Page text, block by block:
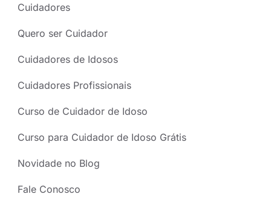
Cuidadores
Quero ser Cuidador
Cuidadores de Idosos
Cuidadores Profissionais
Curso de Cuidador de Idoso
Curso para Cuidador de Idoso Grátis
Novidade no Blog
Fale Conosco